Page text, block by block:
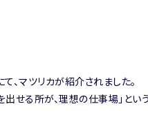
、マツリカが紹介されました。
せる所が、理想の仕事場」と